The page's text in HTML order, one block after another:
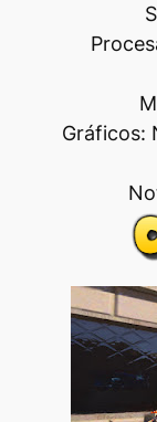
Gráficos: